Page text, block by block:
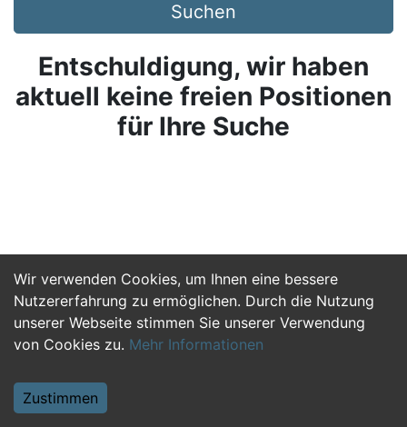
Wir verwenden Cookies, um Ihnen eine bessere
Nutzererfahrung zu ermöglichen. Durch die Nutzung
unserer Webseite stimmen Sie unserer Verwendung
von Cookies zu. Mehr Informationen
Zustimmen
Suchen
Entschuldigung, wir haben
aktuell keine freien Positionen
für Ihre Suche